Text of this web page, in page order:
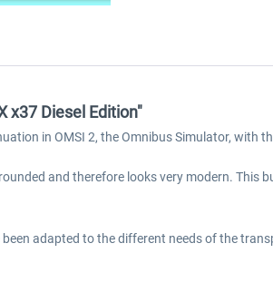
x37 Diesel Edition"
in OMSI 2, the Omnibus Simulator, with
and therefore looks very modern.
adapted to the different needs of the